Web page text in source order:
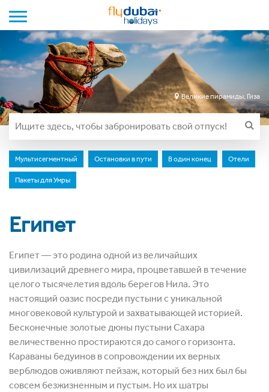
Великие пирамиды, Гиза
Мультисегментный Остановки в пути В один конец Отели
Пакеты для Умры
Египет
Египет ― это родина одной из величайших
цивилизаций древнего мира, процветавшей в течение
целого тысячелетия вдоль берегов Нила. Это
настоящий оазис посреди пустыни с уникальной
многовековой культурой и захватывающей историей.
Бесконечные золотые дюны пустыни Сахара
величественно простираются до самого горизонта.
Караваны бедуинов в сопровождении их верных
верблюдов оживляют пейзаж, который без них был бы
совсем безжизненным и пустым. Но их шатры